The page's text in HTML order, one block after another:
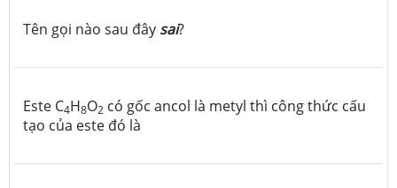
Tên gọi nào sau đây sai?
Este C4H8O2 có gốc ancol là metyl thì công thức cấu
tạo của este đó là